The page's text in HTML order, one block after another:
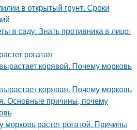
в открытый грунт. Сроки
в саду. Знать противника в лицо:
рогатая
корявой. Почему морковь
корявая. Почему морковь
Основные причины, почему
морковь растет рогатой. Причины